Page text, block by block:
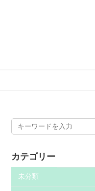
カテゴリー
未分類